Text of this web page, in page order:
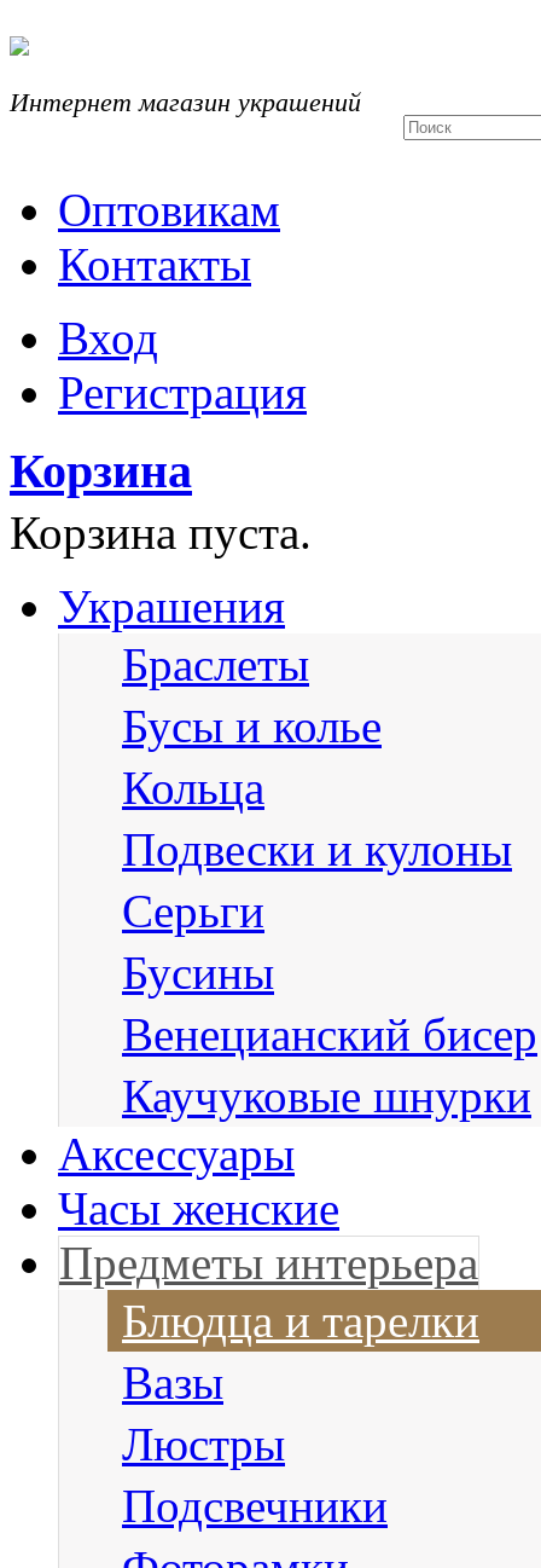
Интернет магазин украшений
Оптовикам
Контакты
Вход
Регистрация
Корзина
Корзина пуста.
Украшения
Браслеты
Бусы и колье
Кольца
Подвески и кулоны
Серьги
Бусины
Венецианский бисер
Каучуковые шнурки
Аксессуары
Часы женские
Предметы интерьера
Блюдца и тарелки
Вазы
Люстры
Подсвечники